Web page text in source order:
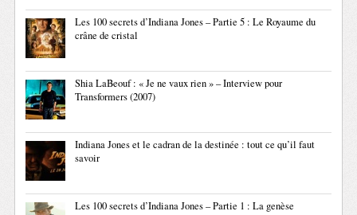
Les 100 secrets d’Indiana Jones – Partie 5 : Le Royaume du
crâne de cristal
Shia LaBeouf : « Je ne vaux rien » – Interview pour
Transformers (2007)
Indiana Jones et le cadran de la destinée : tout ce qu’il faut
savoir
Les 100 secrets d’Indiana Jones – Partie 1 : La genèse